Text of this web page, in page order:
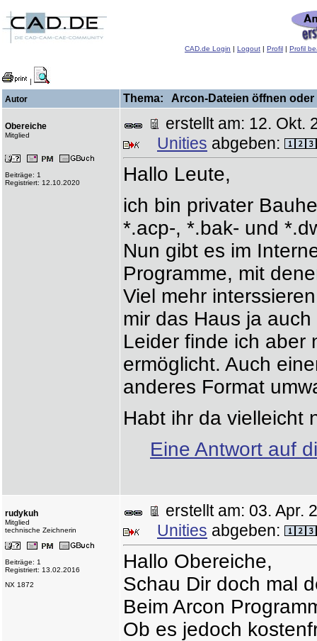
CAD.de Login | Logout | Profil | Profil
|
Autor Thema: Arcon-Dateien öffnen oder
Obereiche
Mitglied
Beiträge: 1
Registriert: 12.10.2020
erstellt am: 12.
Unities abgeben:
Hallo Leute,
ich bin privater
*.acp-, *.bak- und
Nun gibt es im
Programme, mit
Viel mehr
mir das Haus ja
Leider finde ich aber
ermöglicht. Auch
anderes Format
Habt ihr da vielleicht
Eine Antwort auf
rudykuh
Mitglied
technische Zeichnerin
Beiträge: 1
Registriert: 13.02.2016
NX 1872
erstellt am: 03.
Unities abgeben:
Hallo Obereiche,
Schau Dir doch mal
Beim Arcon
Ob es jedoch